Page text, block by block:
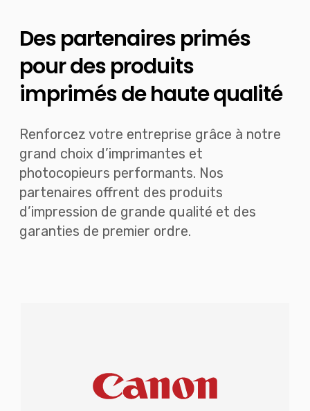
Des partenaires primés
pour des produits
imprimés de haute qualité
Renforcez votre entreprise grâce à notre
grand choix d’imprimantes et
photocopieurs performants. Nos
partenaires offrent des produits
d’impression de grande qualité et des
garanties de premier ordre.